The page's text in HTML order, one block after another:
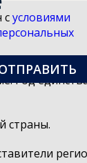
сусловиями
Год
страны.